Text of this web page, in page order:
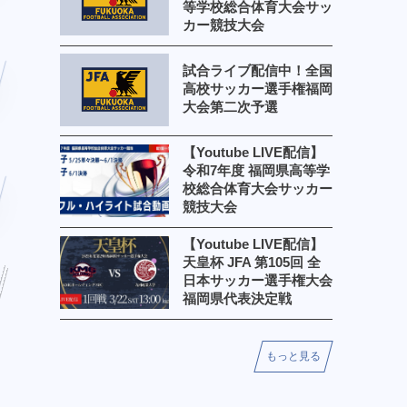
等学校総合体育大会サッ
カー競技大会
試合ライブ配信中！全国
高校サッカー選手権福岡
大会第二次予選
【Youtube LIVE配信】
令和7年度 福岡県高等学
校総合体育大会サッカー
競技大会
【Youtube LIVE配信】
天皇杯 JFA 第105回 全
日本サッカー選手権大会
福岡県代表決定戦
もっと見る